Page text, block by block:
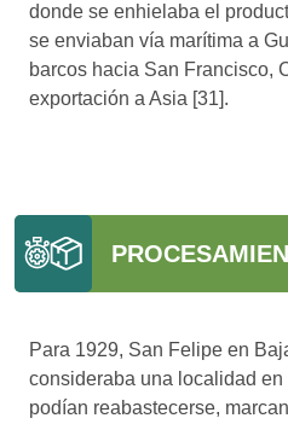
donde se enhielaba el
se enviaban vía marítima a
barcos hacia San Francisco,
exportación a Asia [31].
Para 1929, San Felipe en
consideraba una localidad
podían reabastecerse,